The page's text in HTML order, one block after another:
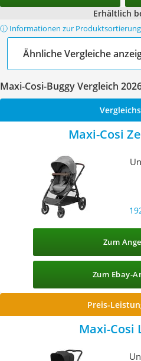
Erhältlich
ⓘ Informationen zur
Ähnliche Vergleiche
Maxi-Cosi-Buggy Vergleich
Maxi-Cosi
Zum
Zum Ebay-
Preis-
Maxi-Cosi